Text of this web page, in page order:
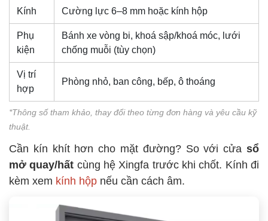
Kính Cường lực 6–8 mm hoặc kính hộp
Phụ
kiện
Bánh xe vòng bi, khoá sập/khoá móc, lưới
chống muỗi (tùy chọn)
Vị trí
hợp
Phòng nhỏ, ban công, bếp, ô thoáng
*Thông số tham khảo, thay đổi theo từng đơn hàng và yêu cầu kỹ
thuật.
Cần kín khít hơn cho mặt đường? So với cửa sổ
mở quay/hất cùng hệ Xingfa trước khi chốt. Kính đi
kèm xem kính hộp nếu cần cách âm.